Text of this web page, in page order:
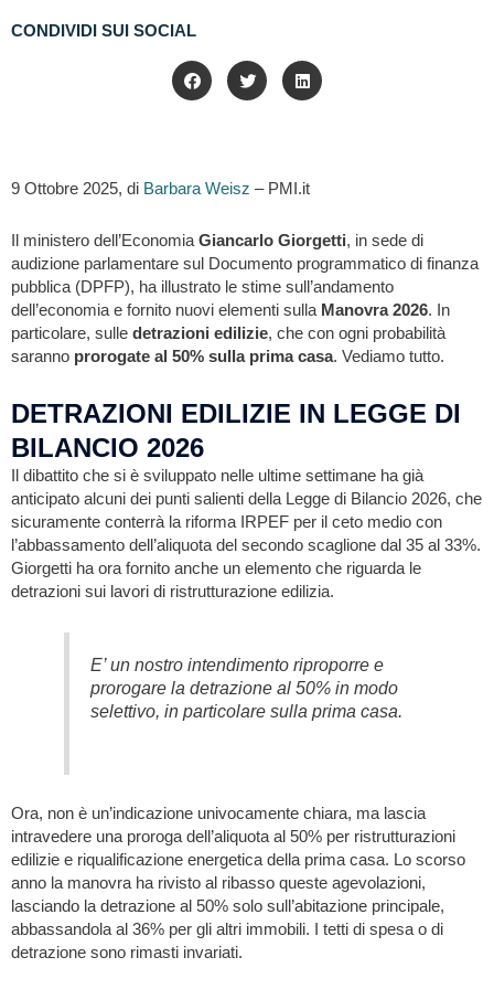
CONDIVIDI SUI SOCIAL
9 Ottobre 2025, di Barbara Weisz – PMI.it
Il ministero dell’Economia Giancarlo Giorgetti, in sede di
audizione parlamentare sul Documento programmatico di finanza
pubblica (DPFP), ha illustrato le stime sull’andamento
dell’economia e fornito nuovi elementi sulla Manovra 2026. In
particolare, sulle detrazioni edilizie, che con ogni probabilità
saranno prorogate al 50% sulla prima casa. Vediamo tutto.
DETRAZIONI EDILIZIE IN LEGGE DI
BILANCIO 2026
Il dibattito che si è sviluppato nelle ultime settimane ha già
anticipato alcuni dei punti salienti della Legge di Bilancio 2026, che
sicuramente conterrà la riforma IRPEF per il ceto medio con
l’abbassamento dell’aliquota del secondo scaglione dal 35 al 33%.
Giorgetti ha ora fornito anche un elemento che riguarda le
detrazioni sui lavori di ristrutturazione edilizia.
E’ un nostro intendimento riproporre e
prorogare la detrazione al 50% in modo
selettivo, in particolare sulla prima casa.
Ora, non è un’indicazione univocamente chiara, ma lascia
intravedere una proroga dell’aliquota al 50% per ristrutturazioni
edilizie e riqualificazione energetica della prima casa. Lo scorso
anno la manovra ha rivisto al ribasso queste agevolazioni,
lasciando la detrazione al 50% solo sull’abitazione principale,
abbassandola al 36% per gli altri immobili. I tetti di spesa o di
detrazione sono rimasti invariati.